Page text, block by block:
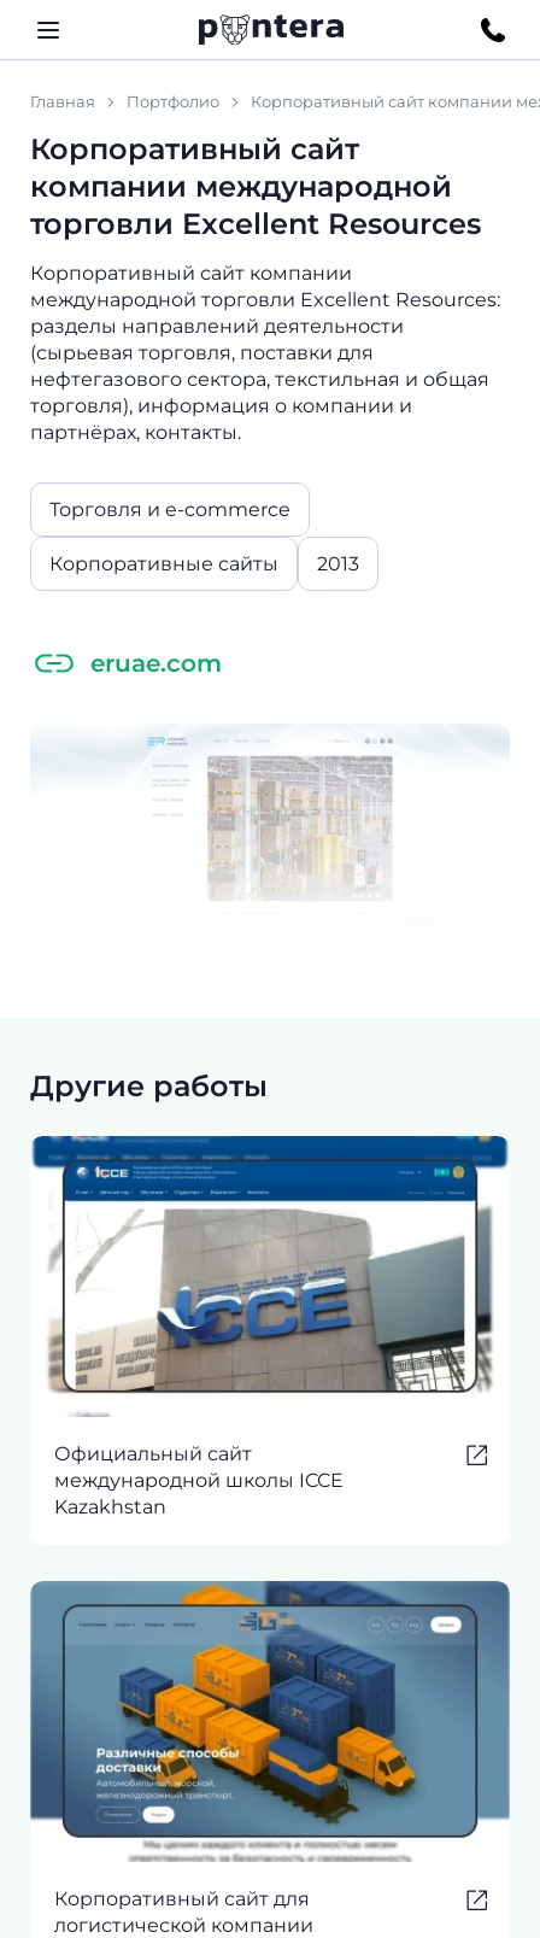
Главная Портфолио Корпоративный сайт компании
Корпоративный сайт
компании международной
торговли Excellent Resources
Корпоративный сайт компании
международной торговли Excellent Resources:
разделы направлений деятельности
(сырьевая торговля, поставки для
нефтегазового сектора, текстильная и общая
торговля), информация о компании и
партнёрах, контакты.
Торговля и e-commerce
Корпоративные сайты 2013
eruae.com
Другие работы
Официальный сайт
международной школы ICCE
Kazakhstan
Корпоративный сайт для
логистической компании